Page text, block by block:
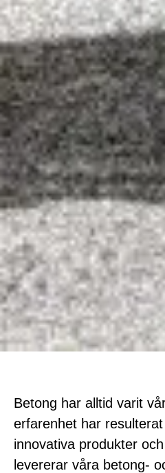
Betong har alltid varit
erfarenhet har
innovativa produkter
levererar våra betong-